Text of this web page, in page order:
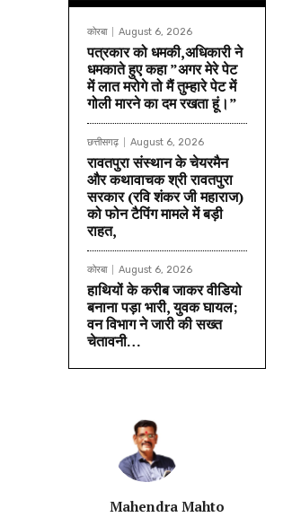
कोरबा August 6, 2026
पत्रकार को धमकी,अधिकारी ने
धमकाते हुए कहा ”अगर मेरे पेट
में लात मरोगे तो मैं तुम्हारे पेट में
गोली मारने का दम रखता हूं।”
छत्तीसगढ़ August 6, 2026
रावतपुरा संस्थान के चेयरमैन
और कथावाचक श्री रावतपुरा
सरकार (रवि शंकर जी महाराज)
को फोन टैपिंग मामले में बड़ी
राहत,
कोरबा August 6, 2026
हाथियों के करीब जाकर वीडियो
बनाना पड़ा भारी, युवक घायल;
वन विभाग ने जारी की सख्त
चेतावनी…
Mahendra Mahto